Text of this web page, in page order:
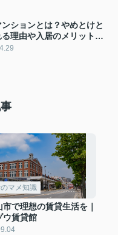
ションとは？やめとけと
る理由や入居のメリットを
マメ知識
市で理想の賃貸生活を｜
ウ賃貸館